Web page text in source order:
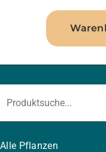
Alle Pflanzen